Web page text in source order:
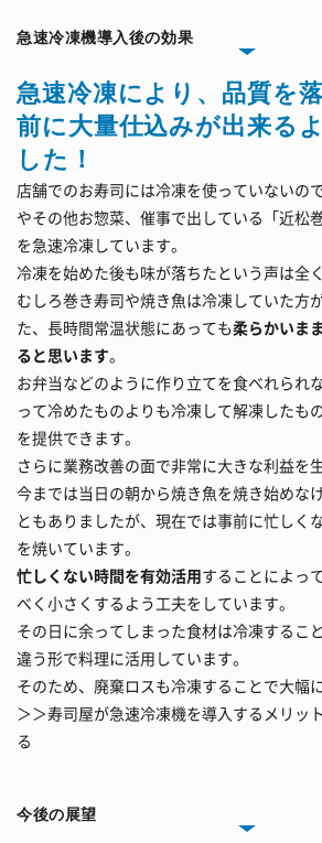
急速冷凍機導入後の効果
急速冷凍により、品質を
前に大量仕込みが出来る
した！
店舗でのお寿司には冷凍を使っていないの
やその他お惣菜、催事で出している「近松
を急速冷凍しています。
冷凍を始めた後も味が落ちたという声は全
むしろ巻き寿司や焼き魚は冷凍していた方
た、長時間常温状態にあっても柔らかいま
ると思います。
お弁当などのように作り立てを食べれられ
って冷めたものよりも冷凍して解凍したも
を提供できます。
さらに業務改善の面で非常に大きな利益を
今までは当日の朝から焼き魚を焼き始めな
ともありましたが、現在では事前に忙しく
を焼いています。
忙しくない時間を有効活用することによっ
べく小さくするよう工夫をしています。
その日に余ってしまった食材は冷凍するこ
違う形で料理に活用しています。
そのため、廃棄ロスも冷凍することで大幅
＞＞寿司屋が急速冷凍機を導入するメリッ
る
今後の展望